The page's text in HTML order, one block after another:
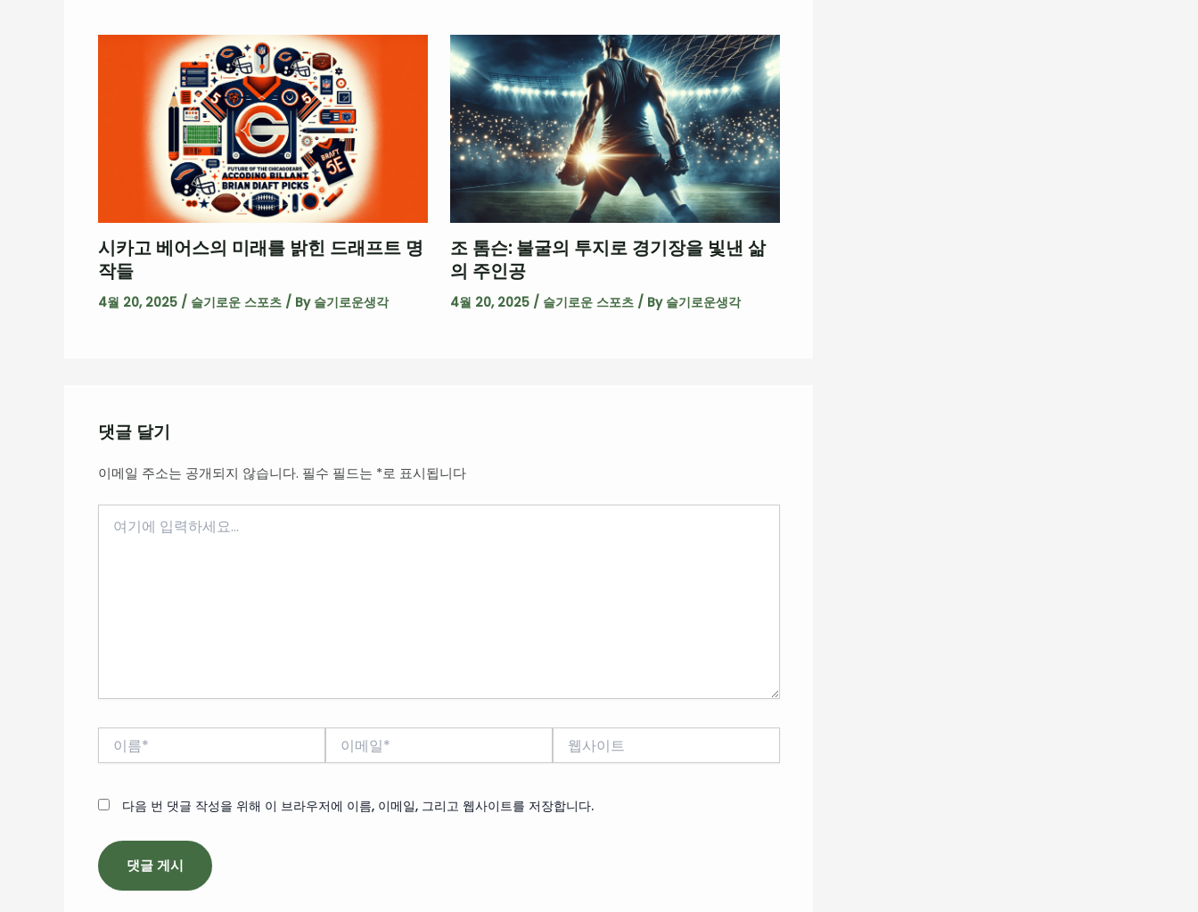
시카고 베어스의 미래를 밝힌 드래프트 명
작들
4월 20, 2025 / 슬기로운 스포츠/ By 슬기로운생각
조 톰슨: 불굴의 투지로 경기장을 빛낸 삶
의 주인공
4월 20, 2025 / 슬기로운 스포츠/ By 슬기로운생각
댓글 달기
이메일 주소는 공개되지 않습니다. 필수 필드는 *로 표시됩니다
다음 번 댓글 작성을 위해 이 브라우저에 이름, 이메일, 그리고 웹사이트를 저장합니다.